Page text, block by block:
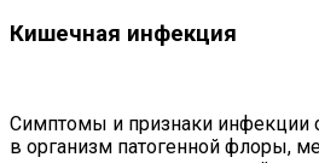
Кишечная инфекция
Симптомы и признаки инфекции
в организм патогенной флоры,